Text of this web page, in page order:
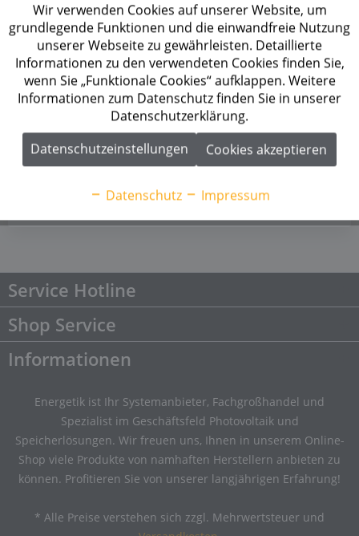
Energiemessgerät von VARTA
Service Hotline
Shop Service
Informationen
Energetik ist Ihr Systemanbieter, Fachgroßhandel und
Spezialist im Geschäftsfeld Photovoltaik und
Speicherlösungen. Wir freuen uns, Ihnen in unserem Online-
Shop viele Produkte von namhaften Herstellern anbieten zu
können. Profitieren Sie von unserer langjährigen Erfahrung!
* Alle Preise verstehen sich zzgl. Mehrwertsteuer und
Wir verwenden Cookies auf unserer Website, um
grundlegende Funktionen und die einwandfreie Nutzung
unserer Webseite zu gewährleisten. Detaillierte
Informationen zu den verwendeten Cookies finden Sie,
wenn Sie „Funktionale Cookies“ aufklappen. Weitere
Informationen zum Datenschutz finden Sie in unserer
Datenschutzerklärung.
Datenschutzeinstellungen
Cookies akzeptieren
Datenschutz Impressum